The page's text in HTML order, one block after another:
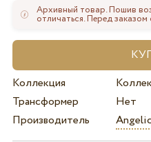
Архивный товар. Пошив
отличаться. Перед
Коллекция
Трансформер
Нет
Производитель